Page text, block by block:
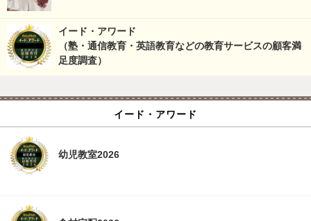
イード・アワード
（塾・通信教育・英語教育などの教育サービスの顧客満
足度調査）
イード・アワード
幼児教室2026